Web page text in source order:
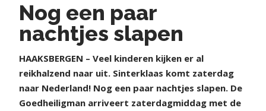
Nog een paar
nachtjes slapen
HAAKSBERGEN – Veel kinderen kijken er al
reikhalzend naar uit. Sinterklaas komt zaterdag
naar Nederland! Nog een paar nachtjes slapen. De
Goedheiligman arriveert zaterdagmiddag met de